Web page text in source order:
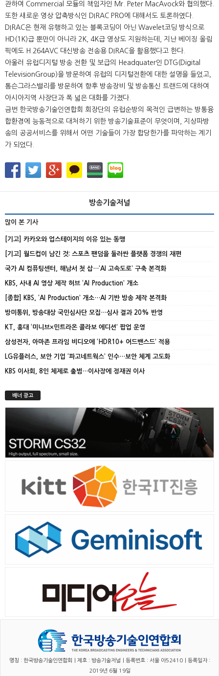
관하여 Commercial 모듈의 책임자인 Mr. Peter MacAvock와 협의했다.
또한 새로운 영상 압축방식인 DIRAC PRO에 대해서도 토론하였다.
DIRAC은 현재 유행하고 있는 블록코딩이 아닌 Wavelet코딩 방식으로
HD(1K)급 뿐만이 아니라 2K, 4K급 영상도 지원하는데, 지난 베이징 올림
픽에도 H.264AVC 대신방송 전송용 DIRAC을 활용했다고 한다.
아울러 유럽디지털 방송 전환 및 보급의 Headquater인 DTG(Digital
TelevisionGroup)을 방문하여 유럽의 디지털전환에 대한 설명을 들었고,
톰슨그라스밸리를 방문하여 향후 방송장비 및 방송통신 트랜드에 대하여
아시아지역 사장단과 폭 넓은 대화를 가졌다.
금번 한국방송기술인연합회 회장단의 유럽순방의 목적인 급변하는 방통융
합환경에 능동적으로 대처하기 위한 방송기술표준이 무엇이며, 지상파방
송의 공공서비스를 위해서 어떤 기술들이 가장 합당한가를 파악하는 계기
가 되었다.
방송기술저널
많이 본 기사
[기고] 카카오와 업스테이지의 이유 있는 동맹
[기고] 월드컵이 남긴 것: 스포츠 팬덤을 둘러싼 플랫폼 경쟁의 재편
국가 AI 컴퓨팅센터, 해남서 첫 삽…‘AI 고속도로’ 구축 본격화
KBS, 사내 AI 영상 제작 허브 ‘AI Production’ 개소
[종합] KBS, ‘AI Production’ 개소…AI 기반 방송 제작 본격화
방미통위, 방송대상 국민심사단 모집…심사 결과 20% 반영
KT, 홍대 ‘미니브×민트라온 콜라보 에디션’ 팝업 운영
삼성전자, 아마존 프라임 비디오에 ‘HDR10+ 어드밴스드’ 적용
LG유플러스, 보안 기업 ‘파고네트웍스’ 인수…보안 체계 고도화
KBS 이사회, 8인 체제로 출범…이사장에 정재권 이사
배너 광고
명칭 : 한국방송기술인연합회｜제호 : 방송기술저널｜등록번호 : 서울 아52410｜등록일자 :
2019년 6월 19일